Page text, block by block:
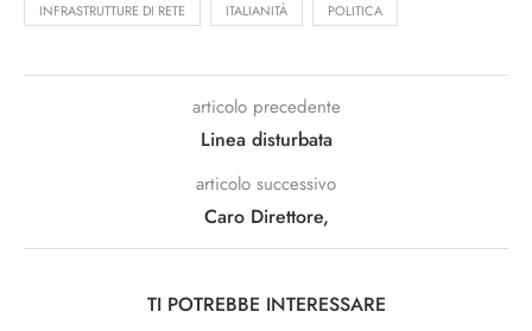
INFRASTRUTTURE DI RETE ITALIANITÀ POLITICA
articolo precedente
Linea disturbata
articolo successivo
Caro Direttore,
TI POTREBBE INTERESSARE